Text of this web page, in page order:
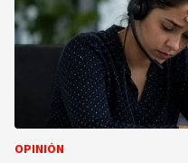
OPINIÓN